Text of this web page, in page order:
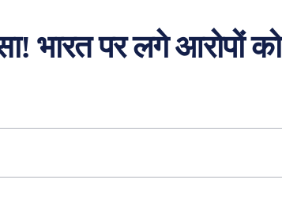
भारत पर लगे आरोपों को